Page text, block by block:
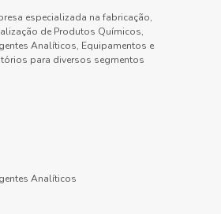
especializada na fabricação,
de Produtos Químicos,
Analíticos, Equipamentos e
para diversos segmentos
Analíticos